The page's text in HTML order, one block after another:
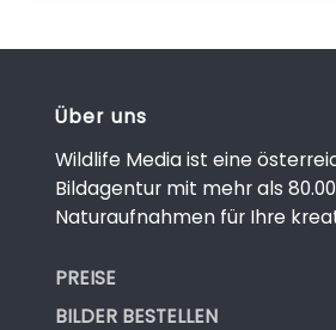
Über uns
Wildlife Media ist eine
Bildagentur mit mehr als
Naturaufnahmen für Ihre
PREISE
BILDER BESTELLEN